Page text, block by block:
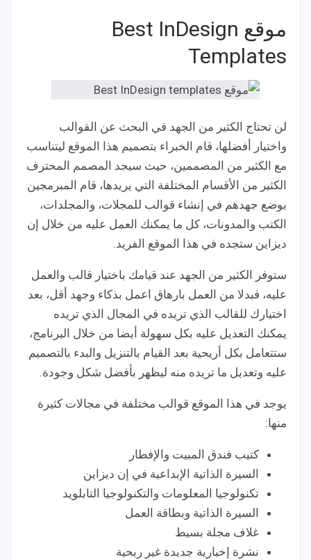
موقع Best InDesign
Templates
لن تحتاج الكثير من الجهد في البحث عن القوالب
واختيار أفضلها، قام الخبراء بتصميم هذا الموقع ليتناسب
مع الكثير من المصممين، حيث سيجد المصمم المحترف
الكثير من الأقسام المختلفة التي يريدها، قام المبرمجين
بوضع جهدهم في إنشاء قوالب للمجلات، والمجلدات،
الكتب والمدونات، كل ما يمكنك العمل عليه من خلال إن
ديزاين ستجده في هذا الموقع الفريد.
ستوفر الكثير من الجهد عند قيامك باختيار قالب والعمل
عليه، فبدلا من العمل بارهاق اعمل بذكاء وجهد أقل، بعد
اختيارك للقالب الذي تريده في المجال الذي تريده
يمكنك التعديل عليه بكل سهولة أيضا من خلال البرنامج،
ستتعامل بكل أريحية بعد القيام بالتنزيل والبدء بالتصميم
عليه وتعديل ما تريده منه ليظهر بأفضل شكل وجودة.
يوجد في هذا الموقع قوالب مختلفة في مجالات كثيرة
منها:
كتيب فندق المبيت والإفطار
السيرة الذاتية الإبداعية في إن ديزاين
تكنولوجيا المعلومات والتكنولوجيا التابلويد
السيرة الذاتية وبطاقة العمل
غلاف مجلة بسيط
نشرة إخبارية جديدة غير ربحية